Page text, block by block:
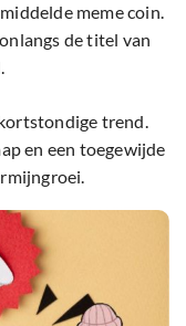
meme coin.
de titel van
trend.
en een toegewijde